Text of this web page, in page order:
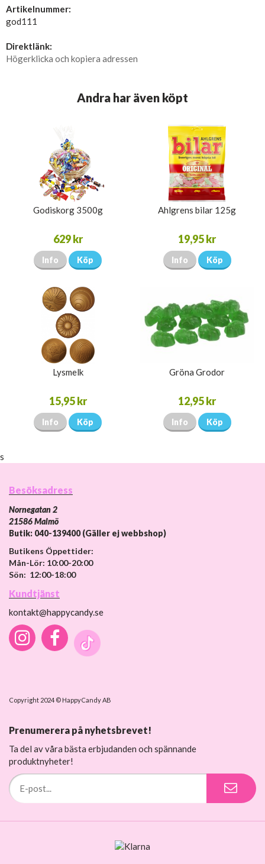
Artikelnummer:
god111
Direktlänk:
Högerklicka och kopiera adressen
Andra har även köpt
Godiskorg 3500g
629 kr
Info Köp
Ahlgrens bilar 125g
19,95 kr
Info Köp
Lysmelk
15,95 kr
Info Köp
Gröna Grodor
12,95 kr
Info Köp
s
Besöksadress
Nornegatan 2
21586 Malmö
Butik: 040-139400 (Gäller ej webbshop)
Butikens Öppettider:
Mån-Lör: 10:00-20:00
Sön: 12:00-18:00
Kundtjänst
kontakt@happycandy.se
Copyright 2024 © HappyCandy AB
Prenumerera på nyhetsbrevet!
Ta del av våra bästa erbjudanden och spännande
produktnyheter!